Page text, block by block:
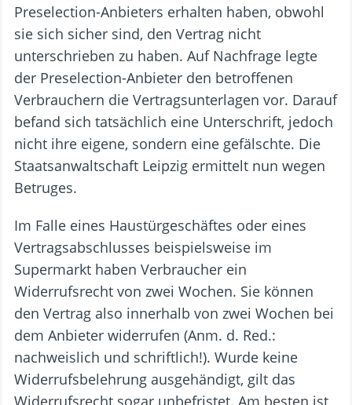
Preselection-Anbieters erhalten haben, obwohl
sie sich sicher sind, den Vertrag nicht
unterschrieben zu haben. Auf Nachfrage legte
der Preselection-Anbieter den betroffenen
Verbrauchern die Vertragsunterlagen vor. Darauf
befand sich tatsächlich eine Unterschrift, jedoch
nicht ihre eigene, sondern eine gefälschte. Die
Staatsanwaltschaft Leipzig ermittelt nun wegen
Betruges.
Im Falle eines Haustürgeschäftes oder eines
Vertragsabschlusses beispielsweise im
Supermarkt haben Verbraucher ein
Widerrufsrecht von zwei Wochen. Sie können
den Vertrag also innerhalb von zwei Wochen bei
dem Anbieter widerrufen (Anm. d. Red.:
nachweislich und schriftlich!). Wurde keine
Widerrufsbelehrung ausgehändigt, gilt das
Widerrufsrecht sogar unbefristet. Am besten ist